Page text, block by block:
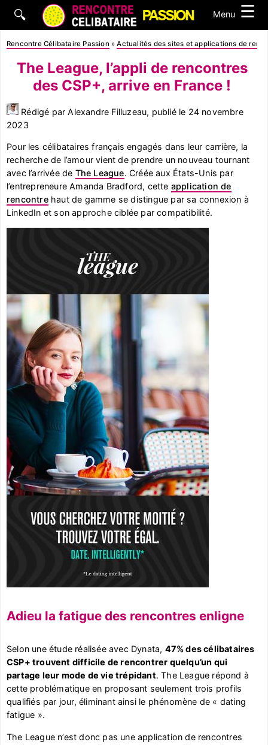
🔍 Menu ☰
Rencontre Célibataire Passion »Actualités des sites et applications de
The League, l’appli de rencontres
des CSP+, arrive en France !
Rédigé par Alexandre Filluzeau, publié le 24 novembre
2023
Pour les célibataires français engagés dans leur carrière, la
recherche de l’amour vient de prendre un nouveau tournant
avec l’arrivée de The League. Créée aux États-Unis par
l’entrepreneure Amanda Bradford, cette application de
rencontrehaut de gamme se distingue par sa connexion à
LinkedIn et son approche ciblée par compatibilité.
Adieu la fatigue des rencontres enligne
Selon une étude réalisée avec Dynata, 47% des célibataires
CSP+ trouvent difficile de rencontrer quelqu’un qui
partage leur mode de vie trépidant. The League répond à
cette problématique en proposant seulement trois profils
qualifiés par jour, éliminant ainsi le phénomène de « dating
fatigue ».
The League n’est donc pas une application de rencontres